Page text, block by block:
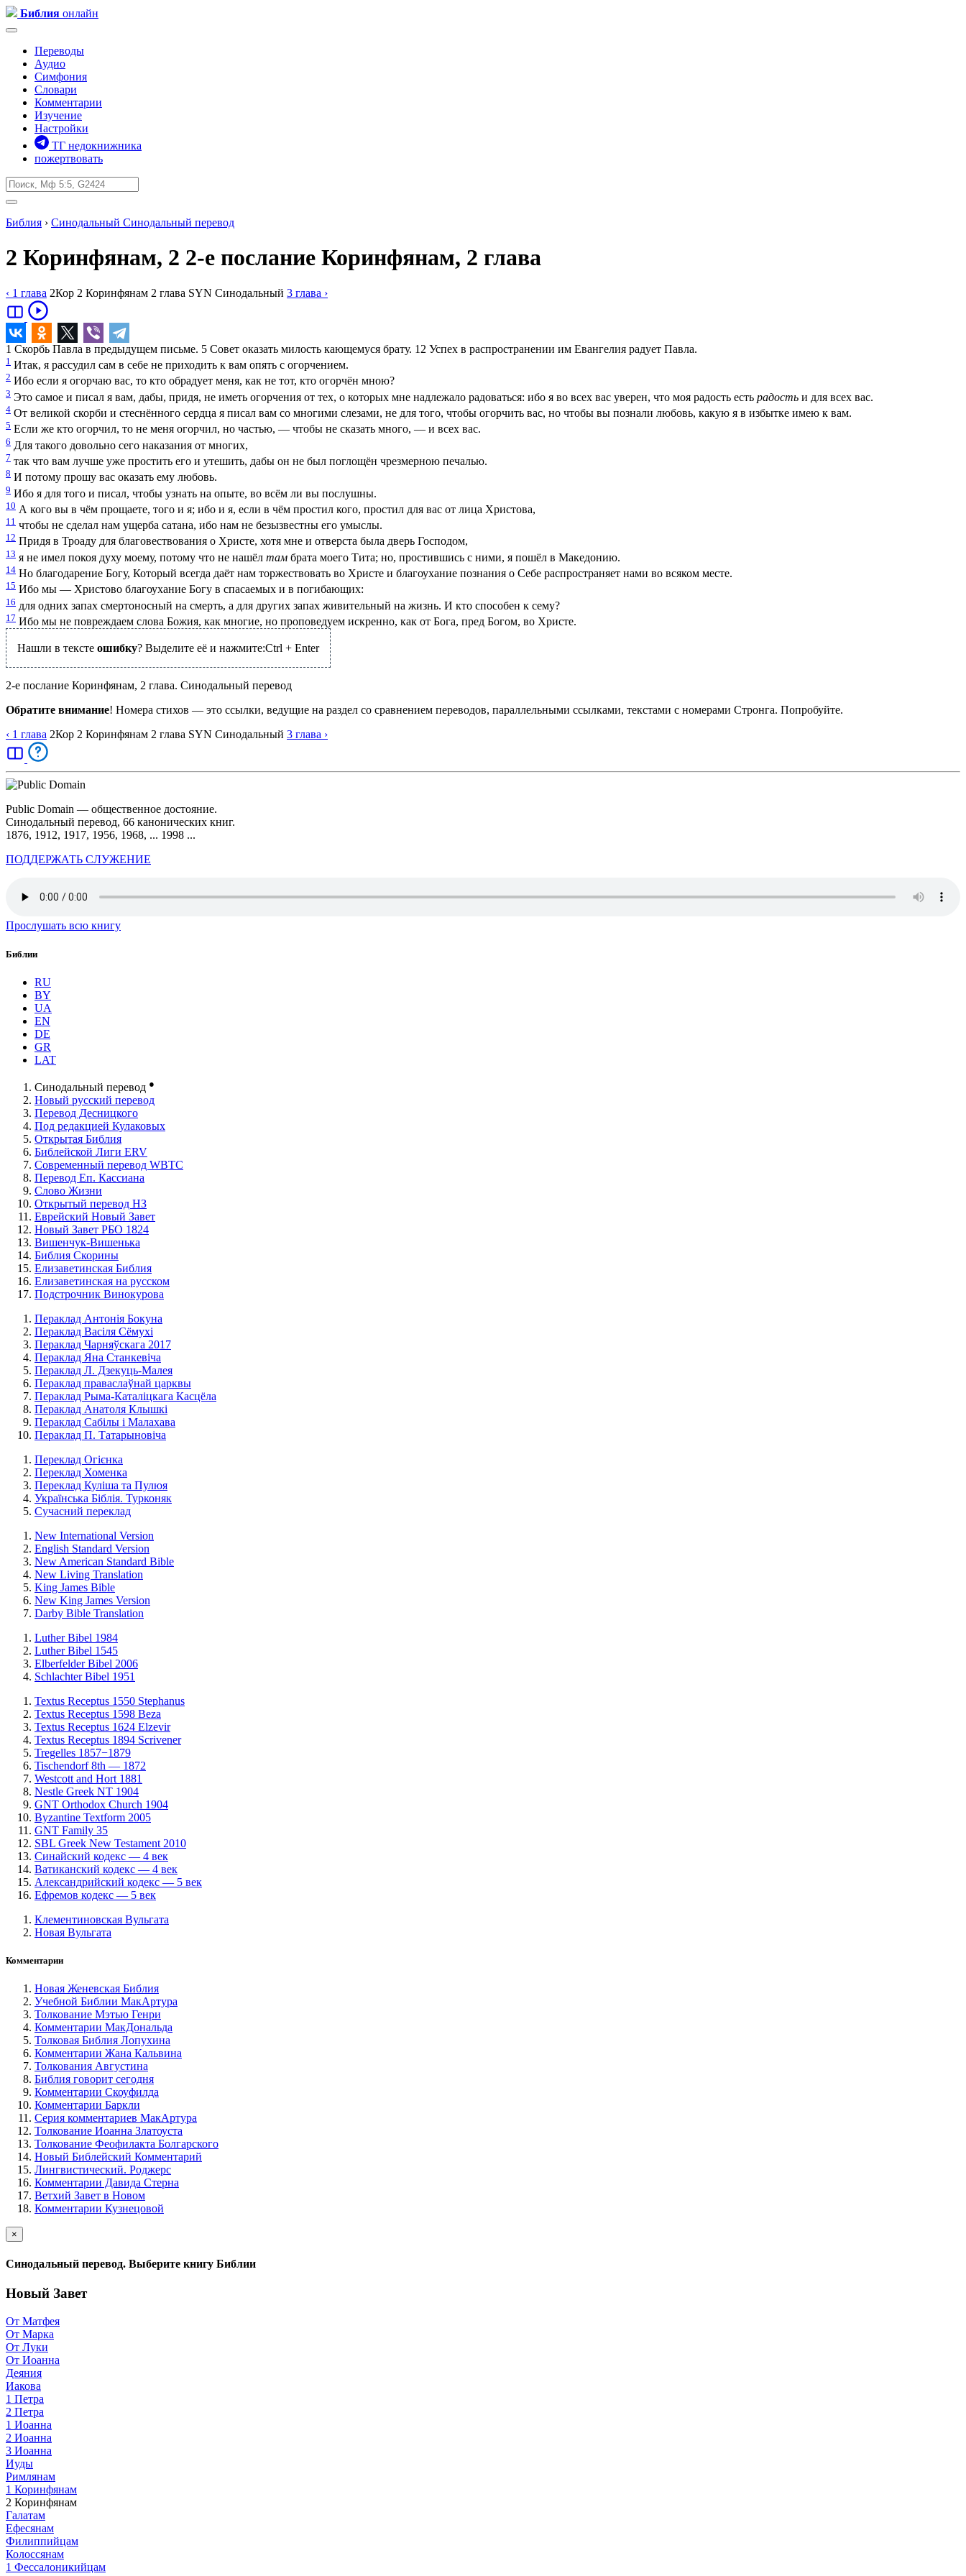
Библия онлайн
Переводы
Аудио
Симфония
Словари
Комментарии
Изучение
Настройки
ТГ недокнижника
пожертвовать
Библия › Синодальный Синодальный перевод
2 Коринфянам, 2 2-е послание Коринфянам, 2 глава
‹ 1 глава 2Кор 2 Коринфянам 2 глава SYN Синодальный 3 глава ›
1 Скорбь Павла в предыдущем письме. 5 Совет оказать милость кающемуся брату. 12 Успех в распространении им Евангелия радует Павла.
1 Итак, я рассудил сам в себе не приходить к вам опять с огорчением.
2 Ибо если я огорчаю вас, то кто обрадует меня, как не тот, кто огорчён мною?
3 Это самое и писал я вам, дабы, придя, не иметь огорчения от тех, о которых мне надлежало радоваться: ибо я во всех вас уверен, что моя радость есть радость и для всех вас.
4 От великой скорби и стеснённого сердца я писал вам со многими слезами, не для того, чтобы огорчить вас, но чтобы вы познали любовь, какую я в избытке имею к вам.
5 Если же кто огорчил, то не меня огорчил, но частью, — чтобы не сказать много, — и всех вас.
6 Для такого довольно сего наказания от многих,
7 так что вам лучше уже простить его и утешить, дабы он не был поглощён чрезмерною печалью.
8 И потому прошу вас оказать ему любовь.
9 Ибо я для того и писал, чтобы узнать на опыте, во всём ли вы послушны.
10 А кого вы в чём прощаете, того и я; ибо и я, если в чём простил кого, простил для вас от лица Христова,
11 чтобы не сделал нам ущерба сатана, ибо нам не безызвестны его умыслы.
12 Придя в Троаду для благовествования о Христе, хотя мне и отверста была дверь Господом,
13 я не имел покоя духу моему, потому что не нашёл там брата моего Тита; но, простившись с ними, я пошёл в Македонию.
14 Но благодарение Богу, Который всегда даёт нам торжествовать во Христе и благоухание познания о Себе распространяет нами во всяком месте.
15 Ибо мы — Христово благоухание Богу в спасаемых и в погибающих:
16 для одних запах смертоносный на смерть, а для других запах живительный на жизнь. И кто способен к сему?
17 Ибо мы не повреждаем слова Божия, как многие, но проповедуем искренно, как от Бога, пред Богом, во Христе.
Нашли в тексте ошибку? Выделите её и нажмите:Ctrl + Enter
2-е послание Коринфянам, 2 глава. Синодальный перевод
Обратите внимание! Номера стихов — это ссылки, ведущие на раздел со сравнением переводов, параллельными ссылками, текстами с номерами Стронга. Попробуйте.
‹ 1 глава 2Кор 2 Коринфянам 2 глава SYN Синодальный 3 глава ›
Public Domain — общественное достояние.
Синодальный перевод, 66 канонических книг.
1876, 1912, 1917, 1956, 1968, ... 1998 ...
ПОДДЕРЖАТЬ СЛУЖЕНИЕ
Прослушать всю книгу
Библии
RU
BY
UA
EN
DE
GR
LAT
Синодальный перевод ●
Новый русский перевод
Перевод Десницкого
Под редакцией Кулаковых
Открытая Библия
Библейской Лиги ERV
Cовременный перевод WBTC
Перевод Еп. Кассиана
Слово Жизни
Открытый перевод НЗ
Еврейский Новый Завет
Новый Завет РБО 1824
Вишенчук-Вишенька
Библия Скорины
Елизаветинская Библия
Елизаветинская на русском
Подстрочник Винокурова
Пераклад Антонія Бокуна
Пераклад Васіля Сёмухі
Пераклад Чарняўскага 2017
Пераклад Яна Станкевіча
Пераклад Л. Дзекуць-Малея
Пераклад праваслаўнай царквы
Пераклад Рыма-Каталіцкага Касцёла
Пераклад Анатоля Клышкi
Пераклад Сабілы і Малахава
Пераклад П. Татарыновіча
Переклад Огієнка
Переклад Хоменка
Переклад Куліша та Пулюя
Українська Біблія. Турконяк
Сучасний переклад
New International Version
English Standard Version
New American Standard Bible
New Living Translation
King James Bible
New King James Version
Darby Bible Translation
Luther Bibel 1984
Luther Bibel 1545
Elberfelder Bibel 2006
Schlachter Bibel 1951
Textus Receptus 1550 Stephanus
Textus Receptus 1598 Beza
Textus Receptus 1624 Elzevir
Textus Receptus 1894 Scrivener
Tregelles 1857−1879
Tischendorf 8th — 1872
Westcott and Hort 1881
Nestle Greek NT 1904
GNT Orthodox Church 1904
Byzantine Textform 2005
GNT Family 35
SBL Greek New Testament 2010
Синайский кодекс — 4 век
Ватиканский кодекс — 4 век
Александрийский кодекс — 5 век
Ефремов кодекс — 5 век
Клементиновская Вульгата
Новая Вульгата
Комментарии
Новая Женевская Библия
Учебной Библии МакАртура
Толкование Мэтью Генри
Комментарии МакДональда
Толковая Библия Лопухина
Комментарии Жана Кальвина
Толкования Августина
Библия говорит сегодня
Комментарии Скоуфилда
Комментарии Баркли
Серия комментариев МакАртура
Толкование Иоанна Златоуста
Толкование Феофилакта Болгарского
Новый Библейский Комментарий
Лингвистический. Роджерс
Комментарии Давида Стерна
Ветхий Завет в Новом
Комментарии Кузнецовой
×
Синодальный перевод. Выберите книгу Библии
Новый Завет
От Матфея
От Марка
От Луки
От Иоанна
Деяния
Иакова
1 Петра
2 Петра
1 Иоанна
2 Иоанна
3 Иоанна
Иуды
Римлянам
1 Коринфянам
2 Коринфянам
Галатам
Ефесянам
Филиппийцам
Колоссянам
1 Фессалоникийцам